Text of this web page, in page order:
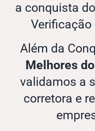
a conquista
Verificação
Além da
Melhores
validamos a
corretora e